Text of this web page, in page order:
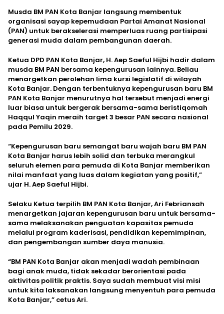
Musda BM PAN Kota Banjar langsung membentuk
organisasi sayap kepemudaan Partai Amanat Nasional
(PAN) untuk berakselerasi memperluas ruang partisipasi
generasi muda dalam pembangunan daerah.
Ketua DPD PAN Kota Banjar, H. Aep Saeful Hijbi hadir dalam
musda BM PAN bersama kepengurusan lainnya. Beliau
menargetkan perolehan lima kursi legislatif di wilayah
Kota Banjar. Dengan terbentuknya kepengurusan baru BM
PAN Kota Banjar menurutnya hal tersebut menjadi energi
luar biasa untuk bergerak bersama-sama beristiqomah
Haqqul Yaqin meraih target 3 besar PAN secara nasional
pada Pemilu 2029.
“Kepengurusan baru semangat baru wajah baru BM PAN
Kota Banjar harus lebih solid dan terbuka merangkul
seluruh elemen para pemuda di Kota Banjar memberikan
nilai manfaat yang luas dalam kegiatan yang positif,”
ujar H. Aep Saeful Hijbi.
Selaku Ketua terpilih BM PAN Kota Banjar, Ari Febriansah
menargetkan jajaran kepengurusan baru untuk bersama-
sama melaksanakan penguatan kapasitas pemuda
melalui program kaderisasi, pendidikan kepemimpinan,
dan pengembangan sumber daya manusia.
“BM PAN Kota Banjar akan menjadi wadah pembinaan
bagi anak muda, tidak sekadar berorientasi pada
aktivitas politik praktis. Saya sudah membuat visi misi
untuk kita laksanakan langsung menyentuh para pemuda
Kota Banjar,” cetus Ari.